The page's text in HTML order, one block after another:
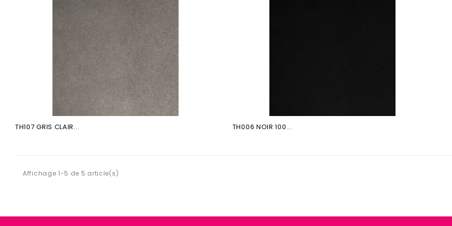
TH107 GRIS CLAIR... TH006 NOIR 100...
Affichage 1-5 de 5 article(s)